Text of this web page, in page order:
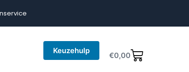
Keuzehulp
€0,00